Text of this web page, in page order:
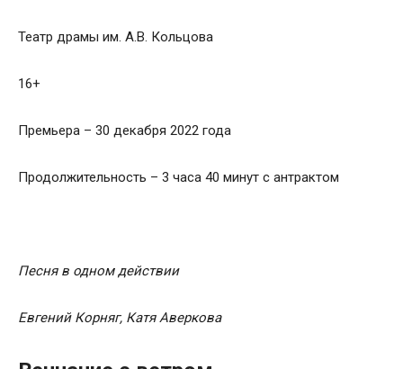
Театр драмы им. А.В. Кольцова
16+
Премьера – 30 декабря 2022 года
Продолжительность – 3 часа 40 минут с антрактом
Песня в одном действии
Евгений Корняг, КатяАверкова